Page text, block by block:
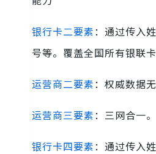
银行卡二要素：通过传入
号等。覆盖全国所有银联
运营商二要素：权威数据
运营商三要素：三网合一
银行卡四要素：通过传入